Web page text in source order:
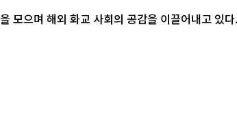
공감을 이끌어내고 있다. 18일 현지 영화업계에 따르면 이 작